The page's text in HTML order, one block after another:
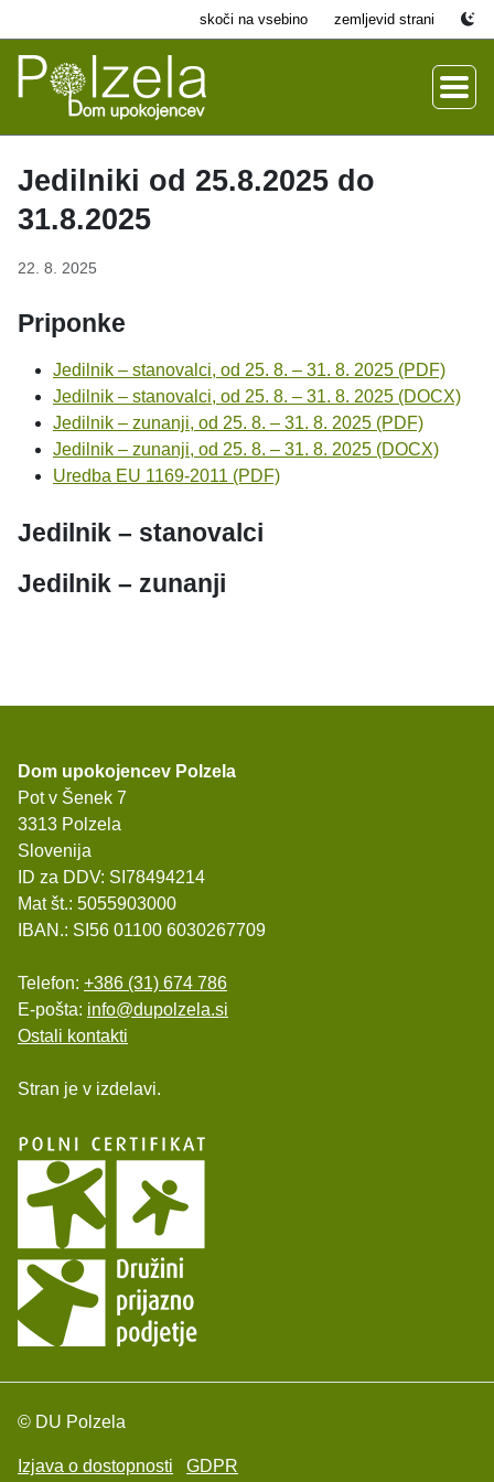
skoči na vsebino zemljevid strani
Jedilniki od 25.8.2025 do
31.8.2025
22. 8. 2025
Priponke
Jedilnik – stanovalci, od 25. 8. – 31. 8. 2025 (PDF)
Jedilnik – stanovalci, od 25. 8. – 31. 8. 2025 (DOCX)
Jedilnik – zunanji, od 25. 8. – 31. 8. 2025 (PDF)
Jedilnik – zunanji, od 25. 8. – 31. 8. 2025 (DOCX)
Uredba EU 1169-2011 (PDF)
Jedilnik – stanovalci
Jedilnik – zunanji
Dom upokojencev Polzela
Pot v Šenek 7
3313 Polzela
Slovenija
ID za DDV: SI78494214
Mat št.: 5055903000
IBAN.: SI56 01100 6030267709
Telefon: +386 (31) 674 786
E-pošta: info@dupolzela.si
Ostali kontakti
Stran je v izdelavi.
© DU Polzela
Izjava o dostopnosti GDPR